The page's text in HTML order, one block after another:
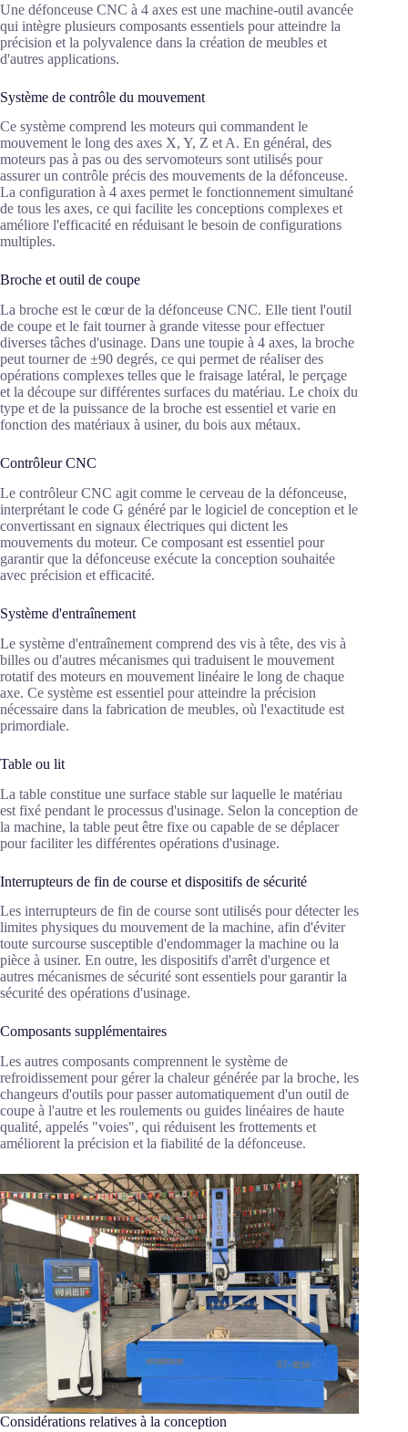
Une défonceuse CNC à 4 axes est une machine-outil avancée
qui intègre plusieurs composants essentiels pour atteindre la
précision et la polyvalence dans la création de meubles et
d'autres applications.
Système de contrôle du mouvement
Ce système comprend les moteurs qui commandent le
mouvement le long des axes X, Y, Z et A. En général, des
moteurs pas à pas ou des servomoteurs sont utilisés pour
assurer un contrôle précis des mouvements de la défonceuse.
La configuration à 4 axes permet le fonctionnement simultané
de tous les axes, ce qui facilite les conceptions complexes et
améliore l'efficacité en réduisant le besoin de configurations
multiples.
Broche et outil de coupe
La broche est le cœur de la défonceuse CNC. Elle tient l'outil
de coupe et le fait tourner à grande vitesse pour effectuer
diverses tâches d'usinage. Dans une toupie à 4 axes, la broche
peut tourner de ±90 degrés, ce qui permet de réaliser des
opérations complexes telles que le fraisage latéral, le perçage
et la découpe sur différentes surfaces du matériau. Le choix du
type et de la puissance de la broche est essentiel et varie en
fonction des matériaux à usiner, du bois aux métaux.
Contrôleur CNC
Le contrôleur CNC agit comme le cerveau de la défonceuse,
interprétant le code G généré par le logiciel de conception et le
convertissant en signaux électriques qui dictent les
mouvements du moteur. Ce composant est essentiel pour
garantir que la défonceuse exécute la conception souhaitée
avec précision et efficacité.
Système d'entraînement
Le système d'entraînement comprend des vis à tête, des vis à
billes ou d'autres mécanismes qui traduisent le mouvement
rotatif des moteurs en mouvement linéaire le long de chaque
axe. Ce système est essentiel pour atteindre la précision
nécessaire dans la fabrication de meubles, où l'exactitude est
primordiale.
Table ou lit
La table constitue une surface stable sur laquelle le matériau
est fixé pendant le processus d'usinage. Selon la conception de
la machine, la table peut être fixe ou capable de se déplacer
pour faciliter les différentes opérations d'usinage.
Interrupteurs de fin de course et dispositifs de sécurité
Les interrupteurs de fin de course sont utilisés pour détecter les
limites physiques du mouvement de la machine, afin d'éviter
toute surcourse susceptible d'endommager la machine ou la
pièce à usiner. En outre, les dispositifs d'arrêt d'urgence et
autres mécanismes de sécurité sont essentiels pour garantir la
sécurité des opérations d'usinage.
Composants supplémentaires
Les autres composants comprennent le système de
refroidissement pour gérer la chaleur générée par la broche, les
changeurs d'outils pour passer automatiquement d'un outil de
coupe à l'autre et les roulements ou guides linéaires de haute
qualité, appelés "voies", qui réduisent les frottements et
améliorent la précision et la fiabilité de la défonceuse.
Considérations relatives à la conception